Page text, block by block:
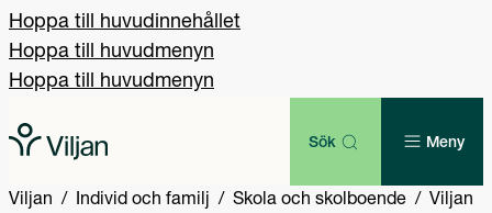
Hoppa till huvudinnehållet
Hoppa till huvudmenyn
Hoppa till huvudmenyn
Sök Meny
Viljan Individ och familj Skola och skolboende
Viljan